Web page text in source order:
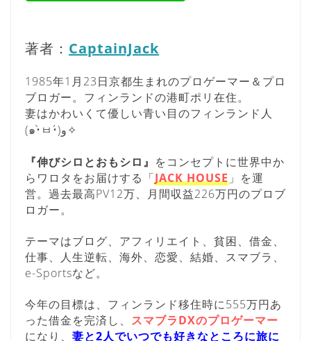
著者： CaptainJack
1985年1月23日京都生まれのプロゲーマー＆プロ
ブロガー。フィンランドの港町ポリ在住。
妻はかわいくて優しい青い目のフィンランド人
(๑•̀ㅂ•́)و✧
『伸びシロとおもシロ』 をコンセプトに世界中か
らワロタをお届けする「JACK HOUSE 」を運
営。過去最高PV12万、月間収益226万円のプロブ
ロガー。
テーマはブログ、アフィリエイト、貧困、借金、
仕事、人生逆転、海外、恋愛、結婚、スマブラ、
e-Sportsなど。
今年の目標は、フィンランド移住時に555万円あ
った借金を完済し、 スマブラDXのプロゲーマー
になり、 妻と2人でいつでも好きなところに旅に